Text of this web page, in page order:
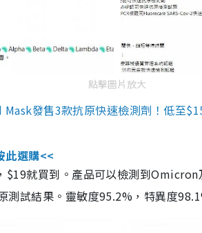
點擊圖片放大
發售3款抗原快速檢測劑！低至
此選購<<
$19就買到。產品可以檢測到
測試結果。靈敏度95.2%，特異度